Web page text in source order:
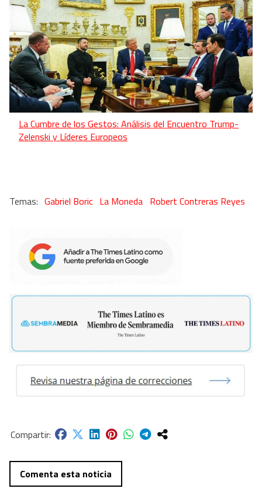
La Cumbre de los Gestos: Análisis del Encuentro Trump-
Zelenski y Líderes Europeos
Gabriel Boric La Moneda Robert Contreras Reyes
Comenta esta noticia